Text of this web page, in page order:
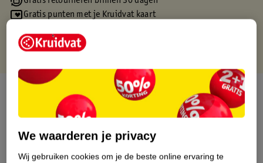
Gratis punten met je Kruidvat kaart
Over dit product
Productinformatie
Etiketinformatie
We waarderen je privacy
Wij gebruiken cookies om je de beste online ervaring te